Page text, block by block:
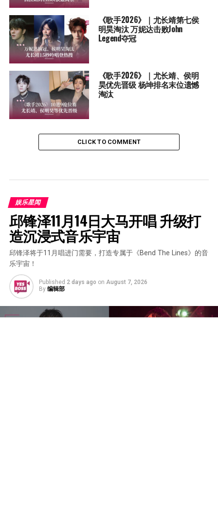
《歌手2026》｜尤长靖第七侯
明昊淘汰 万妮达击败John
Legend夺冠
《歌手2026》｜尤长靖、侯明
昊优先晋级 杨坤排名末位遗憾
淘汰
CLICK TO COMMENT
娱乐星闻
邱锋泽11月14日大马开唱 升级打
造沉浸式音乐宇宙
邱锋泽将于11月唱进门需要，打造专属于《Bend The Lines》的音
乐宇宙！
Published 2 days ago on August 7, 2026
By 编辑部